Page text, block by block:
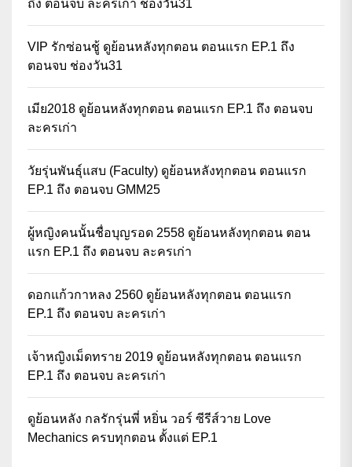
ถึง ตอนจบ ละครเก่า ช่องวัน31
VIP รักซ่อนชู้ ดูย้อนหลังทุกตอน ตอนแรก EP.1 ถึง
ตอนจบ ช่องวัน31
เมีย2018 ดูย้อนหลังทุกตอน ตอนแรก EP.1 ถึง ตอนจบ
ละครเก่า
วัยรุ่นพันธุ์แสบ (Faculty) ดูย้อนหลังทุกตอน ตอนแรก
EP.1 ถึง ตอนจบ GMM25
ผู้หญิงคนนั้นชื่อบุญรอด 2558 ดูย้อนหลังทุกตอน ตอน
แรก EP.1 ถึง ตอนจบ ละครเก่า
ดอกแก้วกาหลง 2560 ดูย้อนหลังทุกตอน ตอนแรก
EP.1 ถึง ตอนจบ ละครเก่า
เจ้าหญิงเม็ดทราย 2019 ดูย้อนหลังทุกตอน ตอนแรก
EP.1 ถึง ตอนจบ ละครเก่า
ดูย้อนหลัง กลรักรุ่นพี่ หยิ่น วอร์ ซีรีส์วาย Love
Mechanics ครบทุกตอน ตั้งแต่ EP.1